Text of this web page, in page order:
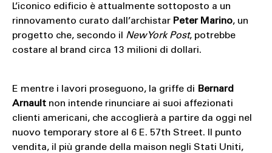
L’iconico edificio è attualmente sottoposto a un
rinnovamento curato dall’archistar Peter Marino, un
progetto che, secondo il New York Post, potrebbe
costare al brand circa 13 milioni di dollari.
E mentre i lavori proseguono, la griffe di Bernard
Arnaultnon intende rinunciare ai suoi affezionati
clienti americani, che accoglierà a partire da oggi nel
nuovo temporary store al 6 E. 57th Street. Il punto
vendita, il più grande della maison negli Stati Uniti,